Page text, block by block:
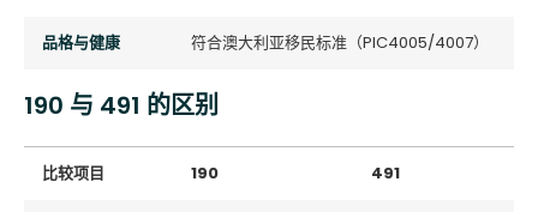
品格与健康 符合澳大利亚移民标准（PIC4005/4007）
190 与 491 的区别
比较项目 190 491